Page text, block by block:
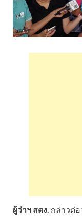
ผู้ว่าฯ สตง. กล่าวต่